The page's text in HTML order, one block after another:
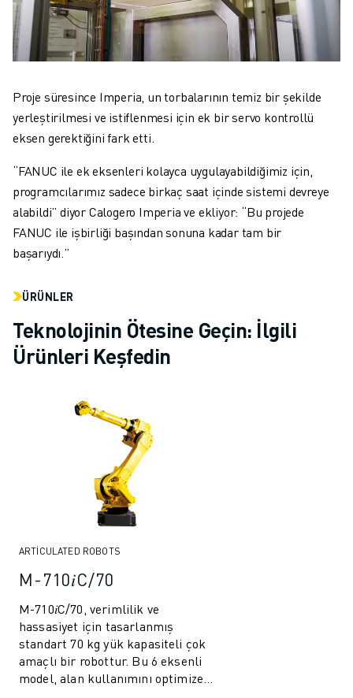
Proje süresince Imperia, un torbalarının temiz bir şekilde
yerleştirilmesi ve istiflenmesi için ek bir servo kontrollü
eksen gerektiğini fark etti.
“FANUC ile ek eksenleri kolayca uygulayabildiğimiz için,
programcılarımız sadece birkaç saat içinde sistemi devreye
alabildi” diyor Calogero Imperia ve ekliyor: “Bu projede
FANUC ile işbirliği başından sonuna kadar tam bir
başarıydı.”
ÜRÜNLER
Teknolojinin Ötesine Geçin: İlgili
Ürünleri Keşfedin
ARTICULATED ROBOTS
M-710𝑖C/70
M-710𝑖C/70, verimlilik ve
hassasiyet için tasarlanmış
standart 70 kg yük kapasiteli çok
amaçlı bir robottur. Bu 6 eksenli
model, alan kullanımını optimize